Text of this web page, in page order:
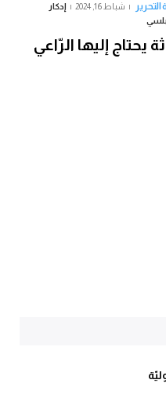
التحرير شباط 16, 2024
إدكار
يحتاج إليها الرّاعي